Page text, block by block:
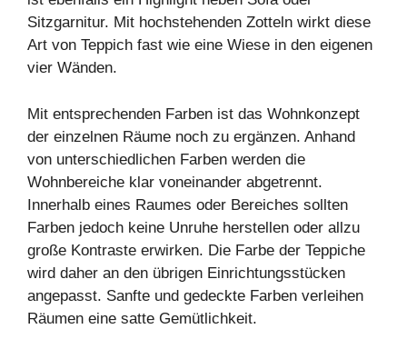
Sitzgarnitur. Mit hochstehenden Zotteln wirkt diese
Art von Teppich fast wie eine Wiese in den eigenen
vier Wänden.
Mit entsprechenden Farben ist das Wohnkonzept
der einzelnen Räume noch zu ergänzen. Anhand
von unterschiedlichen Farben werden die
Wohnbereiche klar voneinander abgetrennt.
Innerhalb eines Raumes oder Bereiches sollten
Farben jedoch keine Unruhe herstellen oder allzu
große Kontraste erwirken. Die Farbe der Teppiche
wird daher an den übrigen Einrichtungsstücken
angepasst. Sanfte und gedeckte Farben verleihen
Räumen eine satte Gemütlichkeit.